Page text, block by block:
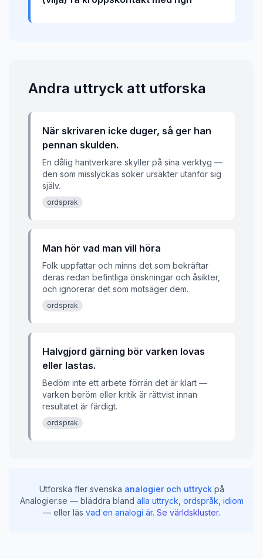
Andra uttryck att utforska
När skrivaren icke duger, så ger han
pennan skulden.
En dålig hantverkare skyller på sina verktyg —
den som misslyckas söker ursäkter utanför sig
själv.
ordsprak
Man hör vad man vill höra
Folk uppfattar och minns det som bekräftar
deras redan befintliga önskningar och åsikter,
och ignorerar det som motsäger dem.
ordsprak
Halvgjord gärning bör varken lovas
eller lastas.
Bedöm inte ett arbete förrän det är klart —
varken beröm eller kritik är rättvist innan
resultatet är färdigt.
ordsprak
Utforska fler svenska analogier och uttryck på
Analogier.se — bläddra bland alla uttryck ordspråk idiom
— eller läs vad en analogi är. Se världskluster.